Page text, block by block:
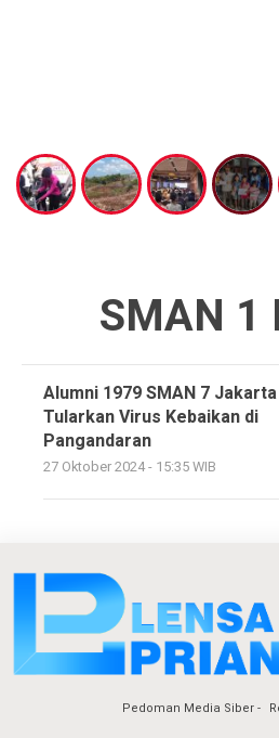
SMAN 1
Alumni 1979 SMAN 7 Jakarta
Tularkan Virus Kebaikan di
Pangandaran
27 Oktober 2024 - 15:35 WIB
Pedoman Media Siber